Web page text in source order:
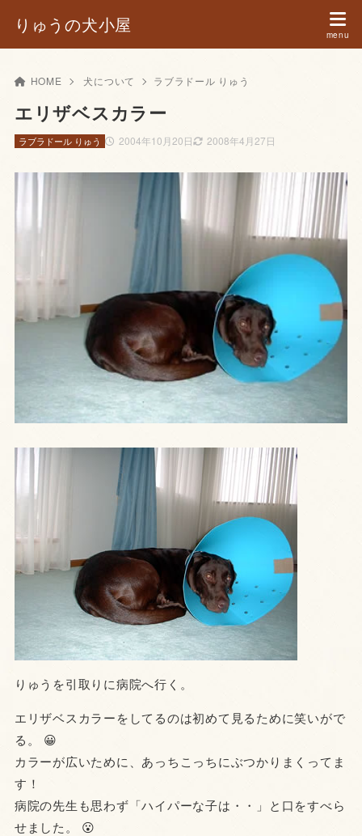
りゅうの犬小屋
HOME 犬について ラブラドール りゅう
エリザベスカラー
2004年10月20日 2008年4月27日
ラブラドール りゅう
りゅうを引取りに病院へ行く。
エリザベスカラーをしてるのは初めて見るために笑いがで
る。 😀
カラーが広いために、あっちこっちにぶつかりまくってま
す！
病院の先生も思わず「ハイパーな子は・・」と口をすべら
せました。 😮